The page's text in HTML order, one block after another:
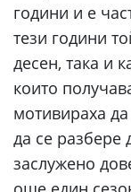
години и е
тези години
десен, така и
които
мотивираха
да се разбере
заслужено